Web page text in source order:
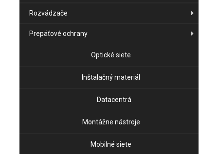
Rozvádzače
Prepäťové ochrany
Optické siete
Inštalačný materiál
Datacentrá
Montážne nástroje
Mobilné siete